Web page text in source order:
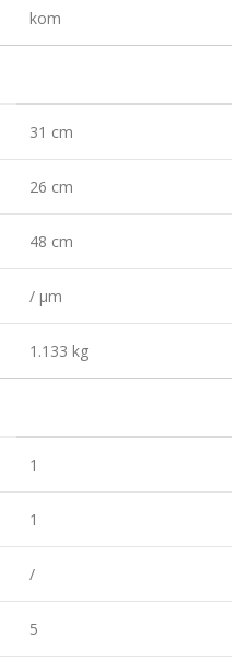
kom
31 cm
26 cm
48 cm
/ µm
1.133 kg
1
1
/
5